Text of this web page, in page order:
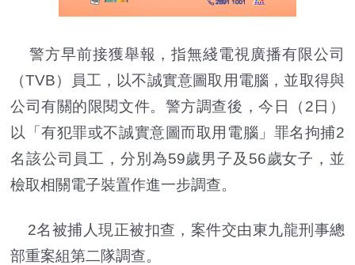
警方早前接獲舉報，指無綫電視廣播有限公司
（TVB）員工，以不誠實意圖取用電腦，並取得與
公司有關的限閱文件。警方調查後，今日（2日）
以「有犯罪或不誠實意圖而取用電腦」罪名拘捕2
名該公司員工，分別為59歲男子及56歲女子，並
檢取相關電子裝置作進一步調查。
2名被捕人現正被扣查，案件交由東九龍刑事總
部重案組第二隊調查。